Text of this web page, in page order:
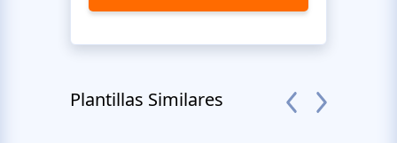
Plantillas Similares